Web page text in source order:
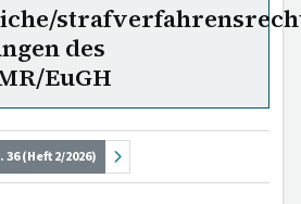
des
EuGH
36 (Heft 2/2026)